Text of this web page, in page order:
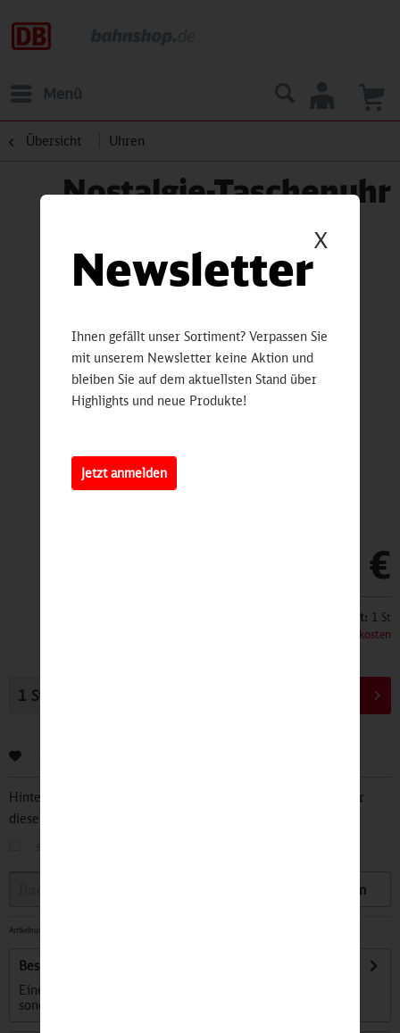
Menü
Übersicht Uhren
Nostalgie-Taschenuhr
49,90 €
Inhalt: 1 St
zzgl. Versandkosten
Hinterlegen Sie Ihre Email Adresse und bleiben Sie stets über
diesen Artikel informiert.
Speichern
Artikelnummer:
Beschreibung
Eine Taschenuhr ist nicht nur ein einfacher Zeitmesser,
sondern ein ganz besonderes...
X
Newsletter
Ihnen gefällt unser Sortiment? Verpassen Sie
mit unserem Newsletter keine Aktion und
bleiben Sie auf dem aktuellsten Stand über
Highlights und neue Produkte!
Jetzt anmelden